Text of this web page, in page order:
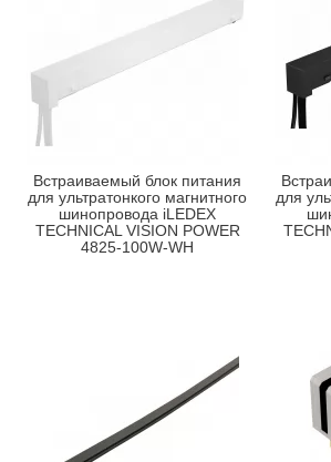
Встраиваемый блок питания
для ультратонкого магнитного
шинопровода iLEDEX
TECHNICAL VISION POWER
4825-100W-WH
для